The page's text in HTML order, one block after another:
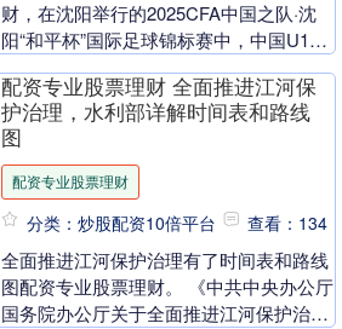
财，在沈阳举行的2025CFA中国之队·沈
阳“和平杯”国际足球锦标赛中，中国U16
配资专业股票理财 全面推进江河保
护治理，水利部详解时间表和路线
图
配资专业股票理财
分类：炒股配资10倍平台 查看：134
全面推进江河保护治理有了时间表和路线
图配资专业股票理财。 《中共中央办公厅
国务院办公厅关于全面推进江河保护治理